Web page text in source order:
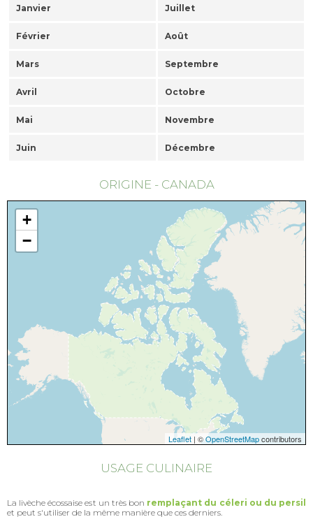
Janvier Juillet
Février Août
Mars Septembre
Avril Octobre
Mai Novembre
Juin Décembre
ORIGINE - CANADA
+
−
Leaflet | ©OpenStreetMapcontributors
USAGE CULINAIRE
La livèche écossaise est un très bon remplaçant du céleri ou du persil
et peut s'utiliser de la même manière que ces derniers.